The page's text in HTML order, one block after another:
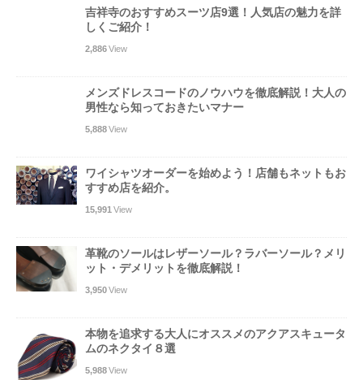
吉祥寺のおすすめスーツ店9選！人気店の魅力を詳
しくご紹介！
2,886View
メンズドレスコードのノウハウを徹底解説！大人の
男性なら知っておきたいマナー
5,888View
ワイシャツオーダーを始めよう！店舗もネットもお
すすめ店を紹介。
15,991 View
革靴のソールはレザーソール？ラバーソール？メリ
ット・デメリットを徹底解説！
3,950View
本物を追求する大人にオススメのアクアスキュータ
ムのネクタイ８選
5,988View